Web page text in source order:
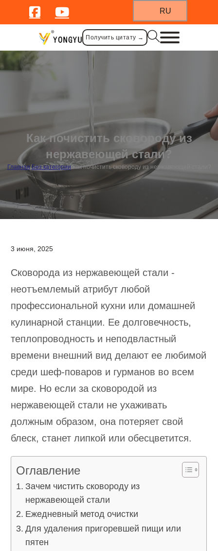
RU
Получить цитату →
Как почистить сковороду из
нержавеющей стали?
Главная/Без категории/ Как почистить сковороду из нержавеющей стали?
3 июня, 2025
Сковорода из нержавеющей стали -
неотъемлемый атрибут любой
профессиональной кухни или домашней
кулинарной станции. Ее долговечность,
теплопроводность и неподвластный
времени внешний вид делают ее любимой
среди шеф-поваров и гурманов во всем
мире. Но если за сковородой из
нержавеющей стали не ухаживать
должным образом, она потеряет свой
блеск, станет липкой или обесцветится.
Оглавление
Зачем чистить сковороду из
нержавеющей стали
Ежедневный метод очистки
Для удаления пригоревшей пищи или
пятен